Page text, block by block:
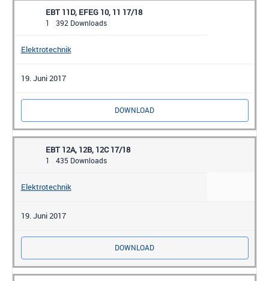
EBT 11D, EFEG 10, 11 17/18
1 392 Downloads
Elektrotechnik
19. Juni 2017
DOWNLOAD
EBT 12A, 12B, 12C 17/18
1 435 Downloads
Elektrotechnik
19. Juni 2017
DOWNLOAD